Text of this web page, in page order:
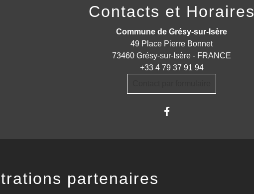
Contacts et Horaires
Commune de Grésy-sur-Isère
49 Place Pierre Bonnet
73460 Grésy-sur-Isère - FRANCE
+33 4 79 37 91 94
partenaires